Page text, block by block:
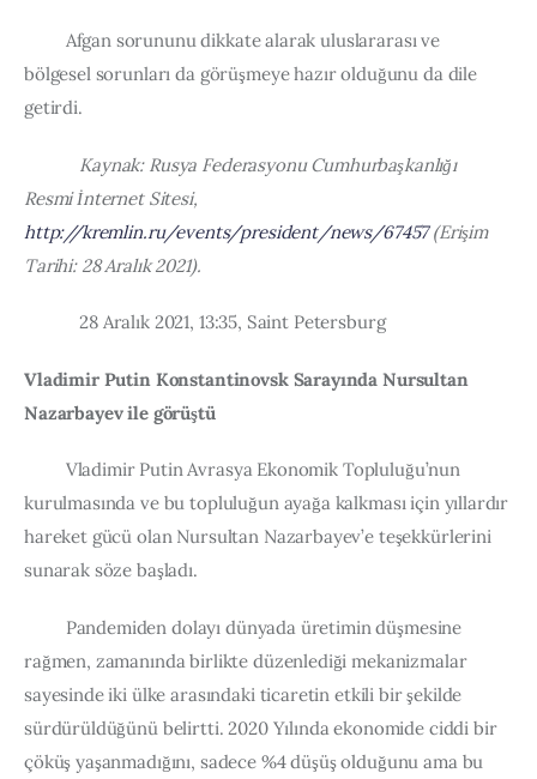
Afgan sorununu dikkate alarak uluslararası ve
bölgesel sorunları da görüşmeye hazır olduğunu da dile
getirdi.
Kaynak: Rusya Federasyonu Cumhurbaşkanlığı
Resmi İnternet Sitesi,
http://kremlin.ru/events/president/news/67457 (Erişim
Tarihi: 28 Aralık 2021).
28 Aralık 2021, 13:35, Saint Petersburg
Vladimir Putin Konstantinovsk Sarayında Nursultan
Nazarbayev ile görüştü
Vladimir Putin Avrasya Ekonomik Topluluğu’nun
kurulmasında ve bu topluluğun ayağa kalkması için yıllardır
hareket gücü olan Nursultan Nazarbayev’e teşekkürlerini
sunarak söze başladı.
Pandemiden dolayı dünyada üretimin düşmesine
rağmen, zamanında birlikte düzenlediği mekanizmalar
sayesinde iki ülke arasındaki ticaretin etkili bir şekilde
sürdürüldüğünü belirtti. 2020 Yılında ekonomide ciddi bir
çöküş yaşanmadığını, sadece %4 düşüş olduğunu ama bu